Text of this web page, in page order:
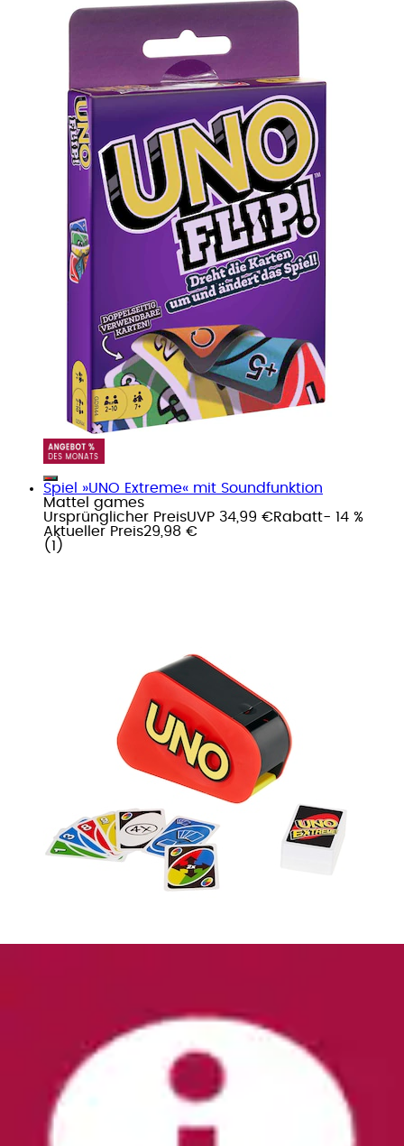
Spiel »UNO Extreme« mit Soundfunktion
Mattel games
Ursprünglicher PreisUVP 34,99 €Rabatt- 14 %
Aktueller Preis29,98 €
( 1 )
Spiel »Montessori - Pen-Schreibschule«
Ursprünglicher Preis
Rabatt
Aktueller Preis
18,71 €